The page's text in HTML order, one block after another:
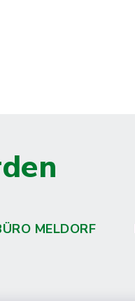
MELDORF